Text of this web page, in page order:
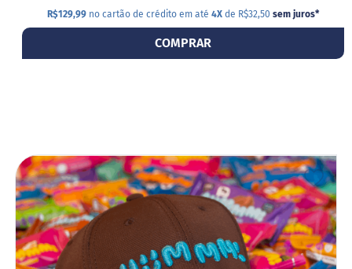
B
e
a
l
B
i
s
c
R$129,99no cartão de crédito em até 4Xde R$32,50 sem juros*
COMPRAR
A
LISTA
DE